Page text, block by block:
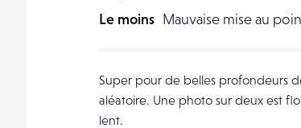
Le moins Mauvaise mise au
Super pour de belles profondeurs
aléatoire. Une photo sur deux est
lent.